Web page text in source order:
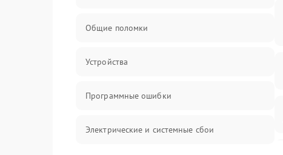
Общие поломки
Устройства
Программные ошибки
Электрические и системные сбои